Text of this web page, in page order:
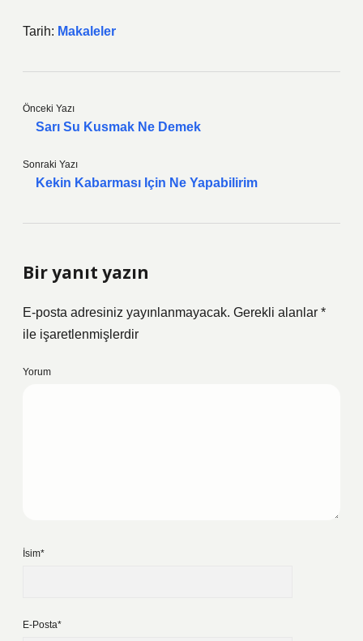
Tarih: Makaleler
Önceki Yazı
Sarı Su Kusmak Ne Demek
Sonraki Yazı
Kekin Kabarması Için Ne Yapabilirim
Bir yanıt yazın
E-posta adresiniz yayınlanmayacak. Gerekli alanlar *
ile işaretlenmişlerdir
Yorum
İsim*
E-Posta*